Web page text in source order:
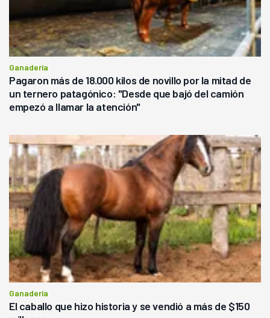
Ganadería
Pagaron más de 18.000 kilos de novillo por la mitad de
un ternero patagónico: "Desde que bajó del camión
empezó a llamar la atención"
Ganadería
El caballo que hizo historia y se vendió a más de $150